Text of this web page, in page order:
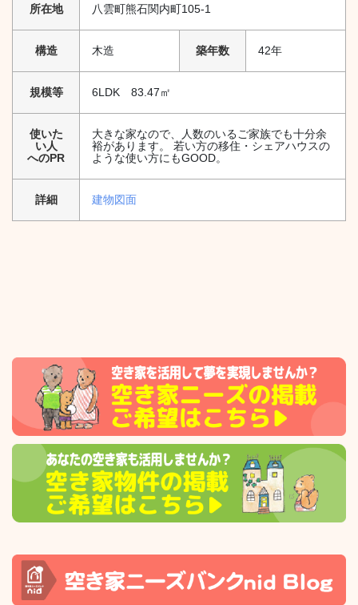
所在地 八雲町熊石関内町105-1
構造 木造 築年数 42年
規模等 6LDK 83.47㎡
使いた
い人
へのPR
大きな家なので、人数のいるご家族でも十分余
裕があります。 若い方の移住・シェアハウスの
ような使い方にもGOOD。
詳細 建物図面